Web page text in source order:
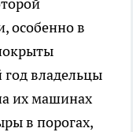
особенно в
владельцы
их машинах
в порогах,